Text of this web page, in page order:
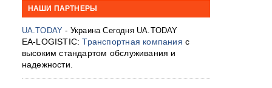
НАШИ ПАРТНЕРЫ
UA.TODAY - Украина Сегодня UA.TODAY
EA-LOGISTIC:Транспортная компания с
высоким стандартом обслуживания и
надежности.